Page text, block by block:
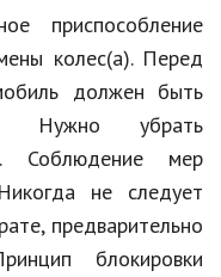
приспособление
колес(а). Перед
должен быть
Нужно убрать
Соблюдение мер
не следует
предварительно
блокировки